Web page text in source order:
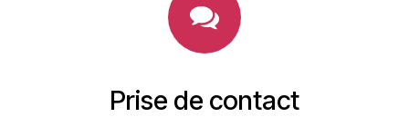
Prise de contact